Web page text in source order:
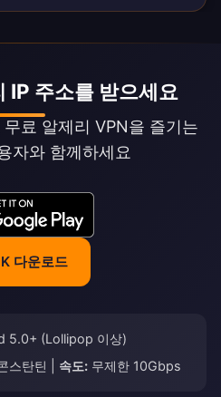
IP 주소를 받으세요
료 알제리 VPN을 즐기는
자와 함께하세요
다운로드
5.0+ (Lollipop 이상)
스탄틴 | 속도: 무제한 10Gbps